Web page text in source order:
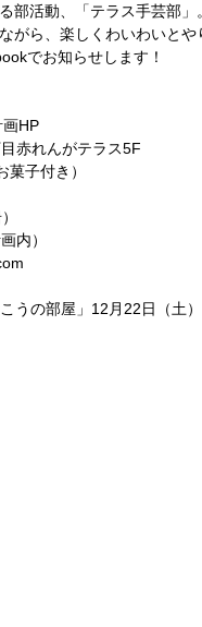
部活動、「テラス手芸部
がら、楽しくわいわいと
でお知らせします！
HP
赤れんがテラス5F
子付き）
内）
うの部屋」12月22日（土）